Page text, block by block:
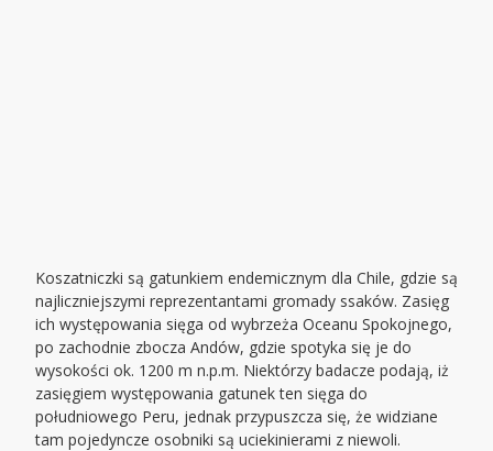
Koszatniczki są gatunkiem endemicznym dla Chile, gdzie są
najliczniejszymi reprezentantami gromady ssaków. Zasięg
ich występowania sięga od wybrzeża Oceanu Spokojnego,
po zachodnie zbocza Andów, gdzie spotyka się je do
wysokości ok. 1200 m n.p.m. Niektórzy badacze podają, iż
zasięgiem występowania gatunek ten sięga do
południowego Peru, jednak przypuszcza się, że widziane
tam pojedyncze osobniki są uciekinierami z niewoli.